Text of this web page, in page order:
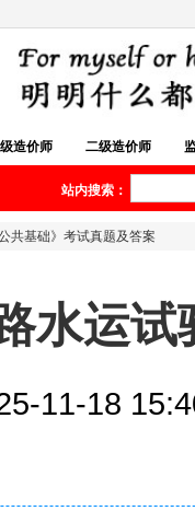
造价师 二级造价师
站内搜索：
共基础》考试真题及答案
水运
11-18